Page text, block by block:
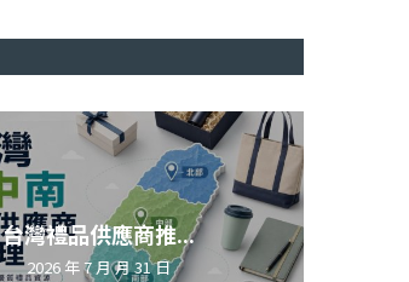
台灣禮品供應商推...
2026 年 7 月 月 31 日